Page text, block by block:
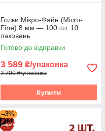
Голки Мікро-Файн (Micro-
Fine) 8 мм — 100 шт. 10
паковань
Готово до відправки
3 589 ₴/упаковка
3 700 ₴/упаковка
Купити
–3%